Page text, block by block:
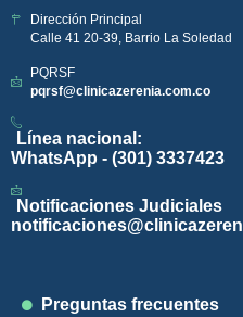
Dirección Principal
Calle 41 20-39, Barrio La Soledad
PQRSF
pqrsf@clinicazerenia.com.co
Línea nacional:
WhatsApp - (301) 3337423
Notificaciones Judiciales
Preguntas frecuentes